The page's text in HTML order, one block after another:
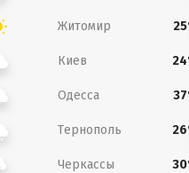
Житомир
Киев
Одесса
Тернополь
Черкассы